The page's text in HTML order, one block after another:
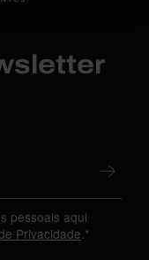
pessoais aqui
Privacidade .*